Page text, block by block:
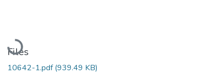
Loading...
Files
10642-1.pdf(939.49 KB)